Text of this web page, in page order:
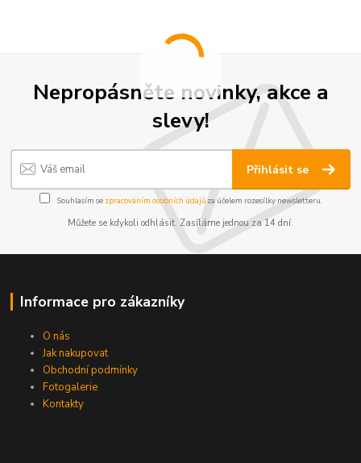
Nepropásněte novinky, akce a
slevy!
Přihlásit se
Souhlasím se zpracováním osobních údajůza účelem rozesílky newsletteru.
Můžete se kdykoli odhlásit. Zasíláme jednou za 14 dní.
Informace pro zákazníky
O nás
Jak nakupovat
Obchodní podmínky
Fotogalerie
Kontakty